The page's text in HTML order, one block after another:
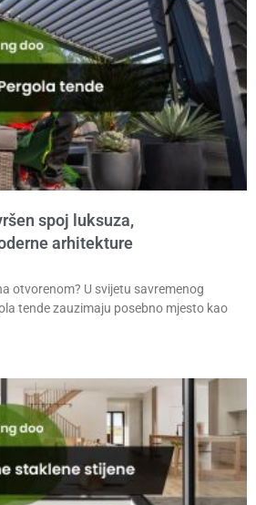
spoj luksuza,
arhitekture
otvorenom? U svijetu savremenog
tende zauzimaju posebno mjesto kao